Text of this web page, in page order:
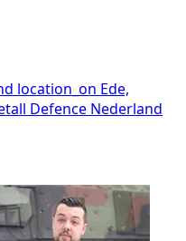
location_on Ede,
Defence Nederland